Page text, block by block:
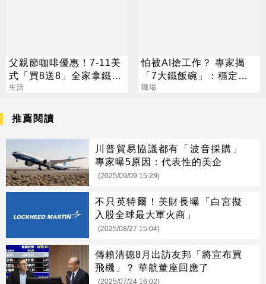
父親節咖啡優惠！7-11美
式「買8送8」全家拿鐵2
杯85元
生活
怕被AI搶工作？ 專家揭
「7大鐵飯碗」：穩定又
高薪
職場
推薦閱讀
川普貿易協議都有「波音採購」
專家曝5原因：代表性的美企
(2025/09/09 15:29)
不只英特爾！美財長曝「白宮擬
入股全球最大軍火商」
(2025/08/27 15:04)
傳賴清德8月出訪友邦「將宣布買
飛機」？ 華航董座回應了
(2025/07/24 16:02)